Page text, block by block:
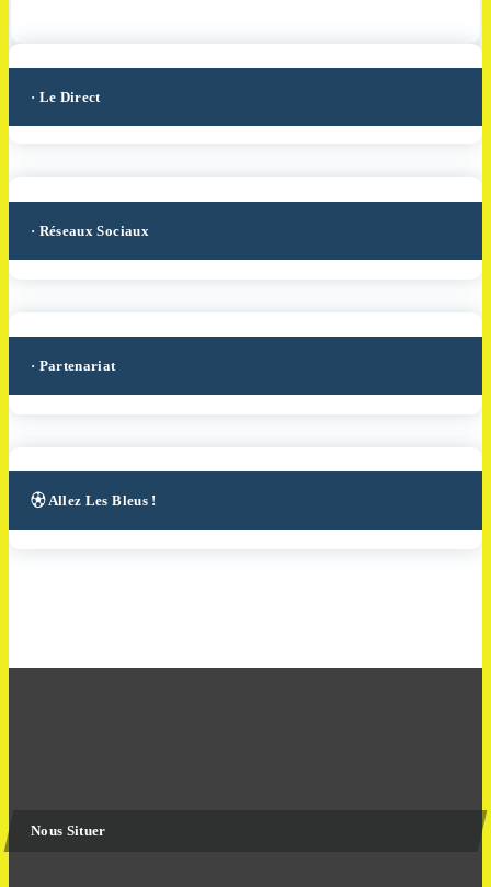
· Le Direct
· Réseaux Sociaux
· Partenariat
⚽︎ Allez Les Bleus !
Nous Situer